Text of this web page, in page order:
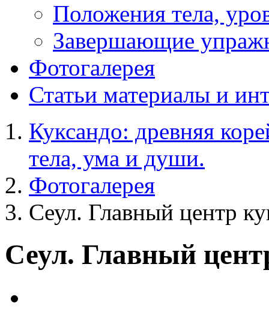
Положения тела,
Завершающие
Фотогалерея
Статьи материалы и
Куксандо: древняя
тела, ума и души.
Фотогалерея
Сеул. Главный центр
Сеул. Главный